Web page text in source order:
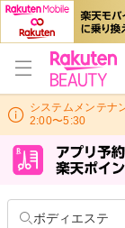
システムメンテナ
2:00〜5:30
ボディエステ